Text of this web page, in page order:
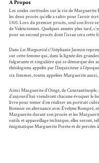
À Propos
Les seules certitudes sur la vie de Marguerite
les deux procès qu’elle a subis pour l’avoir
1310. Lors du premier procès, seul son livre
de Valenciennes. Quelques années plus tard,
pour un second procès dont l’issue sera cette
DansLes Marguerite(s)Stéphanie Jasmin
sur cette femme qui, dans la lignée des
fulgurante et singulière qui se démarque des
théologiens appelés par l’Inquisiteur à
six femmes, toutes appelées Marguerite
Ainsi Marguerite d’Oingt, de Constantinople,
d’aujourd’hui viendront chacune évoquer le
livre pour tenter d’en réaliser un portrait
Bonnier en alternance avec Évelyne Rompré,
Marguerite durant son procès et les
outils et appareillage technique, elles seront,
énigmatique Marguerite Porete et de percées